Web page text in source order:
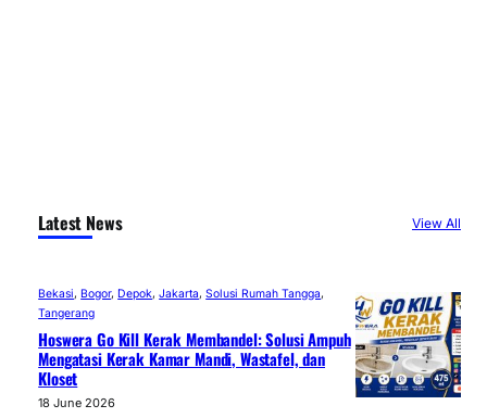
Latest News View All
Bekasi, Bogor, Depok, Jakarta, Solusi Rumah Tangga
Tangerang
Hoswera Go Kill Kerak Membandel: Solusi Ampuh
Mengatasi Kerak Kamar Mandi, Wastafel, dan
Kloset
18 June 2026